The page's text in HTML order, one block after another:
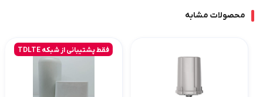
محصولات مشابه
فقط پشتیبانی از شبکه TDLTE